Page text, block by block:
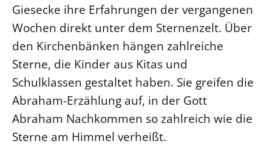
Giesecke ihre Erfahrungen der vergangenen
Wochen direkt unter dem Sternenzelt. Über
den Kirchenbänken hängen zahlreiche
Sterne, die Kinder aus Kitas und
Schulklassen gestaltet haben. Sie greifen die
Abraham-Erzählung auf, in der Gott
Abraham Nachkommen so zahlreich wie die
Sterne am Himmel verheißt.
Terminstundenplaner